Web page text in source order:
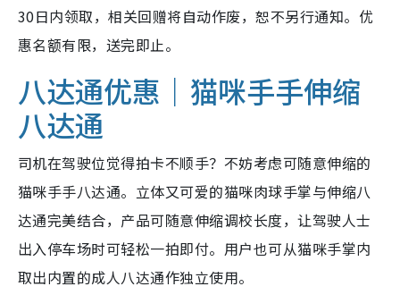
30日内领取，相关回赠将自动作废，恕不另行通知。优
惠名额有限，送完即止。
八达通优惠｜猫咪手手伸缩
八达通
司机在驾驶位觉得拍卡不顺手？不妨考虑可随意伸缩的
猫咪手手八达通。立体又可爱的猫咪肉球手掌与伸缩八
达通完美结合，产品可随意伸缩调校长度，让驾驶人士
出入停车场时可轻松一拍即付。用户也可从猫咪手掌内
取出内置的成人八达通作独立使用。